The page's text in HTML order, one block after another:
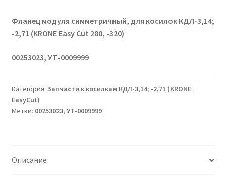
Фланец модуля симметричный, для косилок КДЛ-3,14;
-2,71 (KRONE Easy Cut 280, -320)
00253023, УТ-0009999
Категория: Запчасти к косилкам КДЛ-3,14; -2,71 (KRONE
EasyCut)
Метки: 00253023, УТ-0009999
Описание